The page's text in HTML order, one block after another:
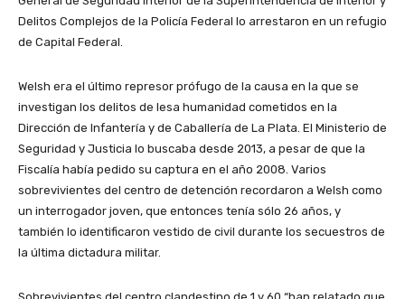
Delitos Complejos de la Policía Federal lo arrestaron en un refugio
de Capital Federal.
Welsh era el último represor prófugo de la causa en la que se
investigan los delitos de lesa humanidad cometidos en la
Dirección de Infantería y de Caballería de La Plata. El Ministerio de
Seguridad y Justicia lo buscaba desde 2013, a pesar de que la
Fiscalía había pedido su captura en el año 2008. Varios
sobrevivientes del centro de detención recordaron a Welsh como
un interrogador joven, que entonces tenía sólo 26 años, y
también lo identificaron vestido de civil durante los secuestros de
la última dictadura militar.